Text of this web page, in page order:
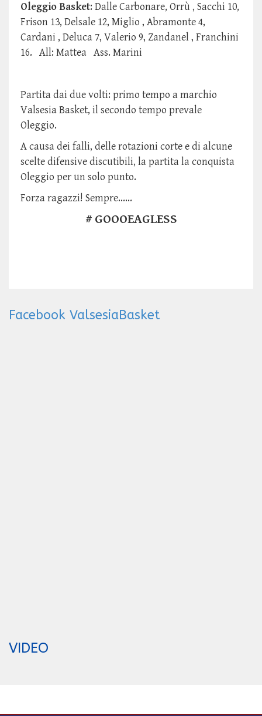
Oleggio Basket: Dalle Carbonare, Orrù , Sacchi 10,
Frison 13, Delsale 12, Miglio , Abramonte 4,
Cardani , Deluca 7, Valerio 9, Zandanel , Franchini
16. All: Mattea Ass. Marini
Partita dai due volti: primo tempo a marchio
Valsesia Basket, il secondo tempo prevale
Oleggio.
A causa dei falli, delle rotazioni corte e di alcune
scelte difensive discutibili, la partita la conquista
Oleggio per un solo punto.
Forza ragazzi! Sempre......
# GOOOEAGLESS
Facebook ValsesiaBasket
VIDEO